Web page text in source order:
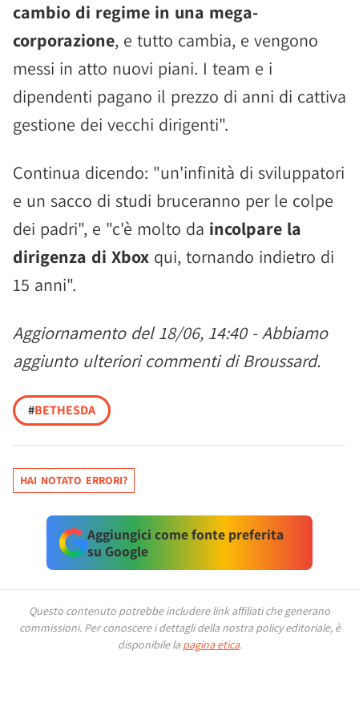
cambio di regime in una mega-
corporazione, e tutto cambia, e vengono
messi in atto nuovi piani. I team e i
dipendenti pagano il prezzo di anni di cattiva
gestione dei vecchi dirigenti".
Continua dicendo: "un'infinità di sviluppatori
e un sacco di studi bruceranno per le colpe
dei padri", e "c'è molto da incolpare la
dirigenza di Xbox qui, tornando indietro di
15 anni".
Aggiornamento del 18/06, 14:40 - Abbiamo
aggiunto ulteriori commenti di Broussard.
#BETHESDA
HAI NOTATO ERRORI?
Aggiungici come fonte preferita
su Google
Questo contenuto potrebbe includere link affiliati che generano
commissioni. Per conoscere i dettagli della nostra policy editoriale, è
disponibile la pagina etica.